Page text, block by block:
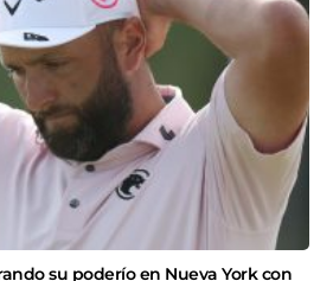
su poderío en Nueva York con